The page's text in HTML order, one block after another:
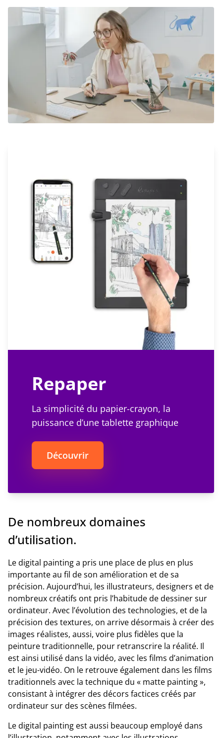
Repaper
La simplicité du papier-crayon, la
puissance d’une tablette graphique
Découvrir
De nombreux domaines
d’utilisation.
Le digital painting a pris une place de plus en plus
importante au fil de son amélioration et de sa
précision. Aujourd’hui, les illustrateurs, designers et de
nombreux créatifs ont pris l’habitude de dessiner sur
ordinateur. Avec l’évolution des technologies, et de la
précision des textures, on arrive désormais à créer des
images réalistes, aussi, voire plus fidèles que la
peinture traditionnelle, pour retranscrire la réalité. Il
est ainsi utilisé dans la vidéo, avec les films d’animation
et le jeu-vidéo. On le retrouve également dans les films
traditionnels avec la technique du « matte painting »,
consistant à intégrer des décors factices créés par
ordinateur sur des scènes filmées.
Le digital painting est aussi beaucoup employé dans